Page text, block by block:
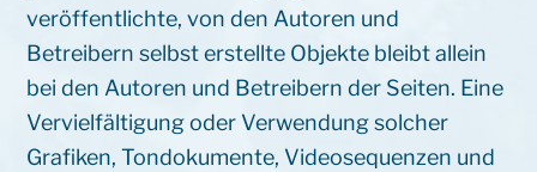
veröffentlichte, von den Autoren und
Betreibern selbst erstellte Objekte bleibt allein
bei den Autoren und Betreibern der Seiten. Eine
Vervielfältigung oder Verwendung solcher
Grafiken, Tondokumente, Videosequenzen und